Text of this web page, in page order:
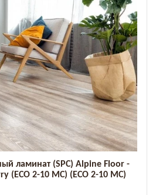
ламинат (SPC) Alpine Floor -
(ECO 2-10 MC) (ECO 2-10 MC)